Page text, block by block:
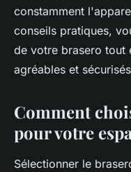
constamment
conseils pratiques,
de votre brasero tout
agréables et
Comment
pour votre
Sélectionner le